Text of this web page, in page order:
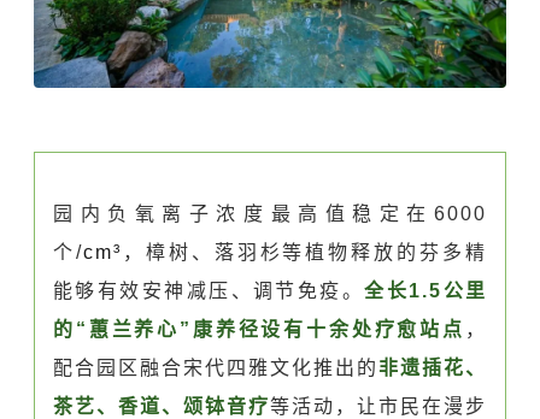
园内负氧离子浓度最高值稳定在6000
个/cm³ ，樟树、落羽杉等植物释放的芬多精
能够有效安神减压、调节免疫。全长1.5公里
的“蕙兰养心”康养径设有十余处疗愈站点 ，
配合园区融合宋代四雅文化推出的非遗插花、
茶艺、香道、颂钵音疗等活动，让市民在漫步